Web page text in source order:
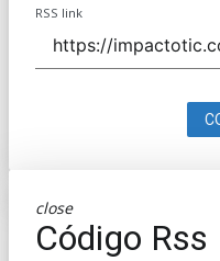
RSS link
close
Código Rss